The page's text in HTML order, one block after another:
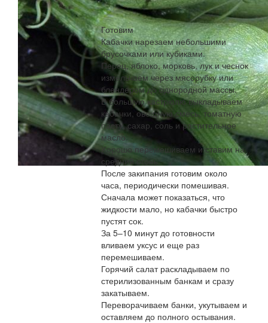
Готовим
Кабачки нарезаем небольшими
брусочками или кубиками.
Перец, яблоко, морковь, лук и чеснок
измельчаем через мясорубку или
блендером до однородной массы.
В большую кастрюлю выкладываем
кабачки, овощную смесь, томатную
пасту, сахар, соль и растительное
масло.
Хорошо перемешиваем и ставим на
средний огонь.
После закипания готовим около
часа, периодически помешивая.
Сначала может показаться, что
жидкости мало, но кабачки быстро
пустят сок.
За 5–10 минут до готовности
вливаем уксус и еще раз
перемешиваем.
Горячий салат раскладываем по
стерилизованным банкам и сразу
закатываем.
Переворачиваем банки, укутываем и
оставляем до полного остывания.